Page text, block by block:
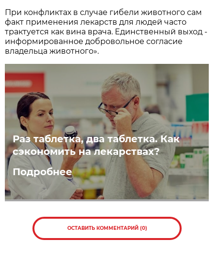
При конфликтах в случае гибели животного сам
факт применения лекарств для людей часто
трактуется как вина врача. Единственный выход -
информированное добровольное согласие
владельца животного».
Раз таблетка, два таблетка. Как
сэкономить на лекарствах?
Подробнее
ОСТАВИТЬ КОММЕНТАРИЙ (0)